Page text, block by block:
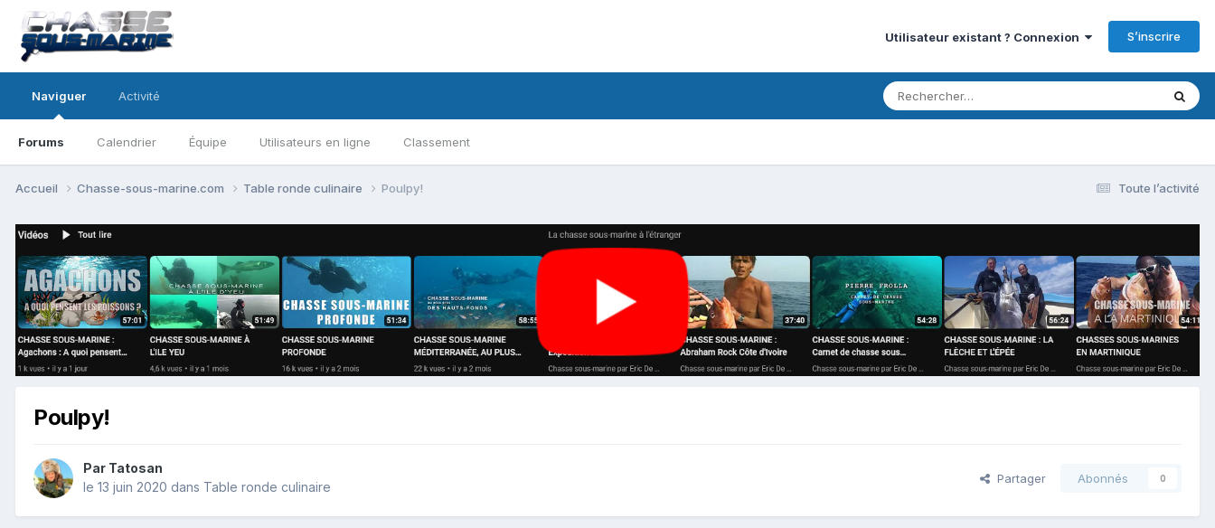
Utilisateur existant ? Connexion S’inscrire
Naviguer
Forums Calendrier Équipe Utilisateurs en ligne Classement
Activité
Toute l’activité
Accueil Chasse-sous-marine.com Table ronde culinaire Poulpy!
Poulpy!
Par Tatosan
le 13 juin 2020 dans Table ronde culinaire
Partager Abonnés 0